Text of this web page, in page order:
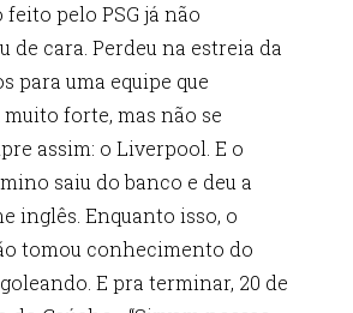
pelo PSG já não
de cara. Perdeu na estreia da
para uma equipe que
forte, mas não se
assim: o Liverpool. E o
saiu do banco e deu a
inglês. Enquanto isso, o
tomou conhecimento do
E pra terminar, 20 de